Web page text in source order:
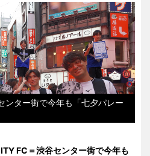
ンター街で今年も「七夕パレー
FC＝渋谷センター街で今年も